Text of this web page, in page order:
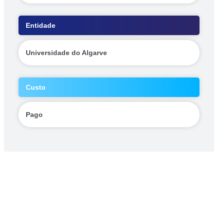
Entidade
Universidade do Algarve
Custo
Pago